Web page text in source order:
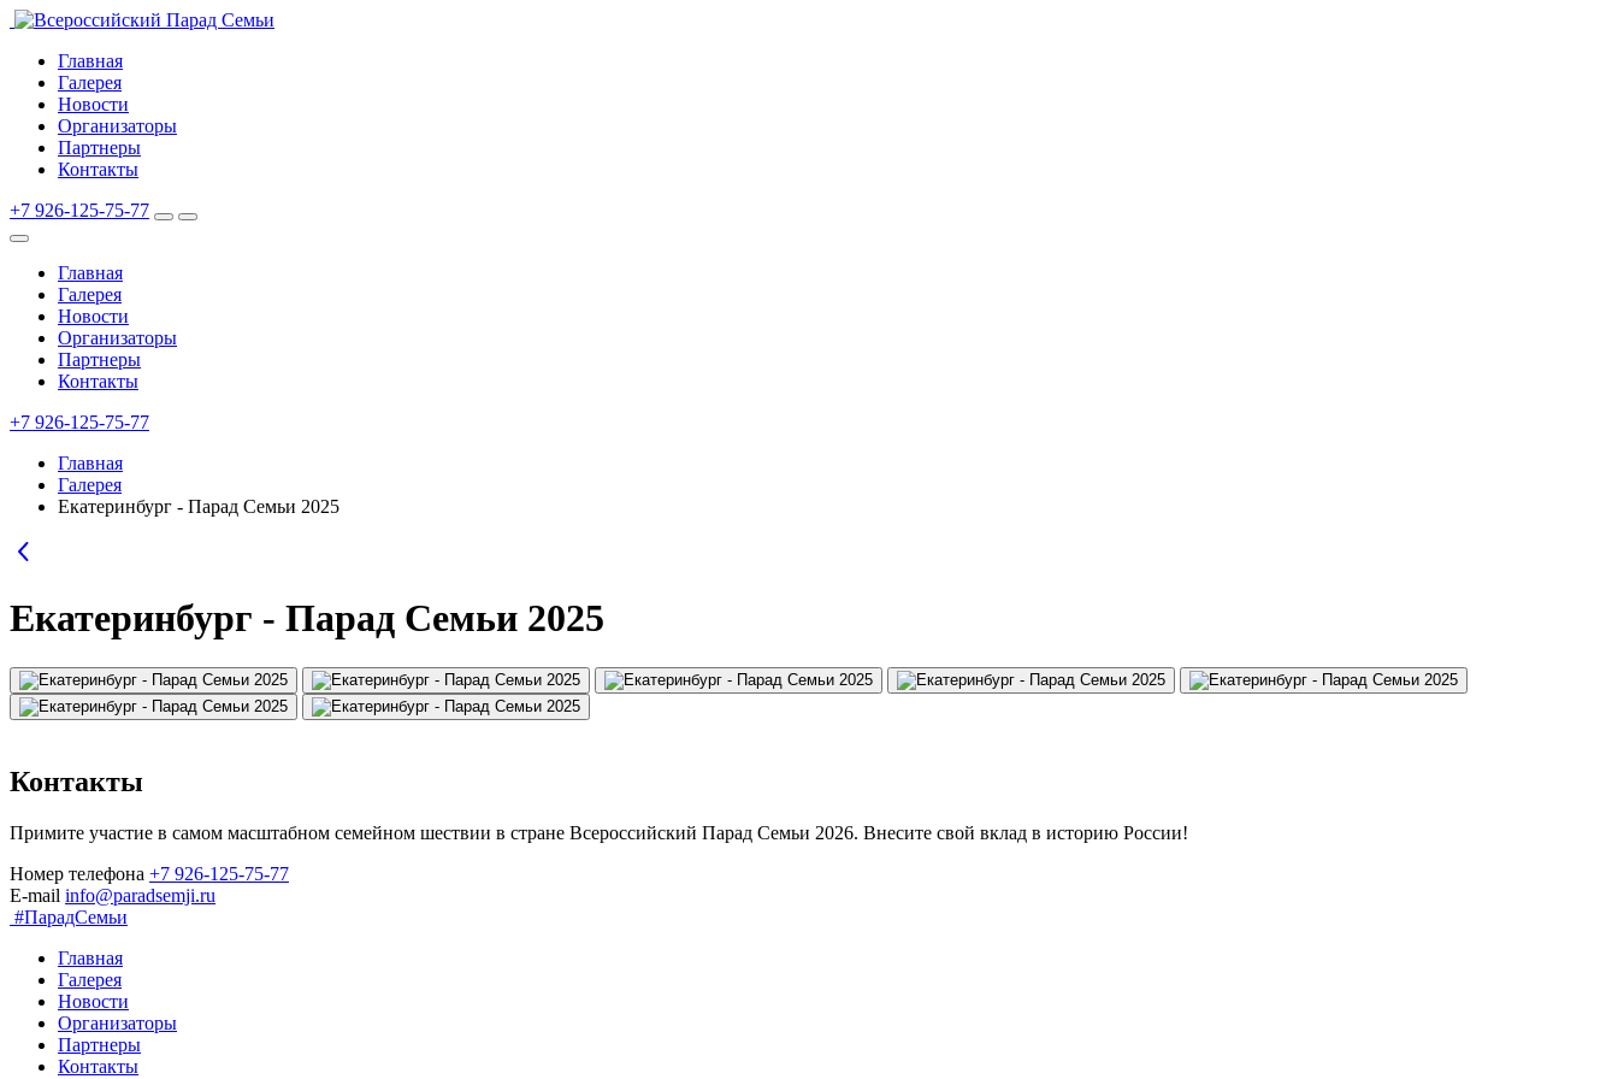
Главная
Галерея
Новости
Организаторы
Партнеры
Контакты
+7 926-125-75-77
Главная
Галерея
Новости
Организаторы
Партнеры
Контакты
+7 926-125-75-77
Главная
Галерея
Екатеринбург - Парад Семьи 2025
Екатеринбург - Парад Семьи 2025
Контакты
Примите участие в самом масштабном семейном шествии в стране Всероссийский Парад Семьи 2026. Внесите свой вклад в историю России!
Номер телефона +7 926-125-75-77
E-mail info@paradsemji.ru
#ПарадСемьи
Главная
Галерея
Новости
Организаторы
Партнеры
Контакты